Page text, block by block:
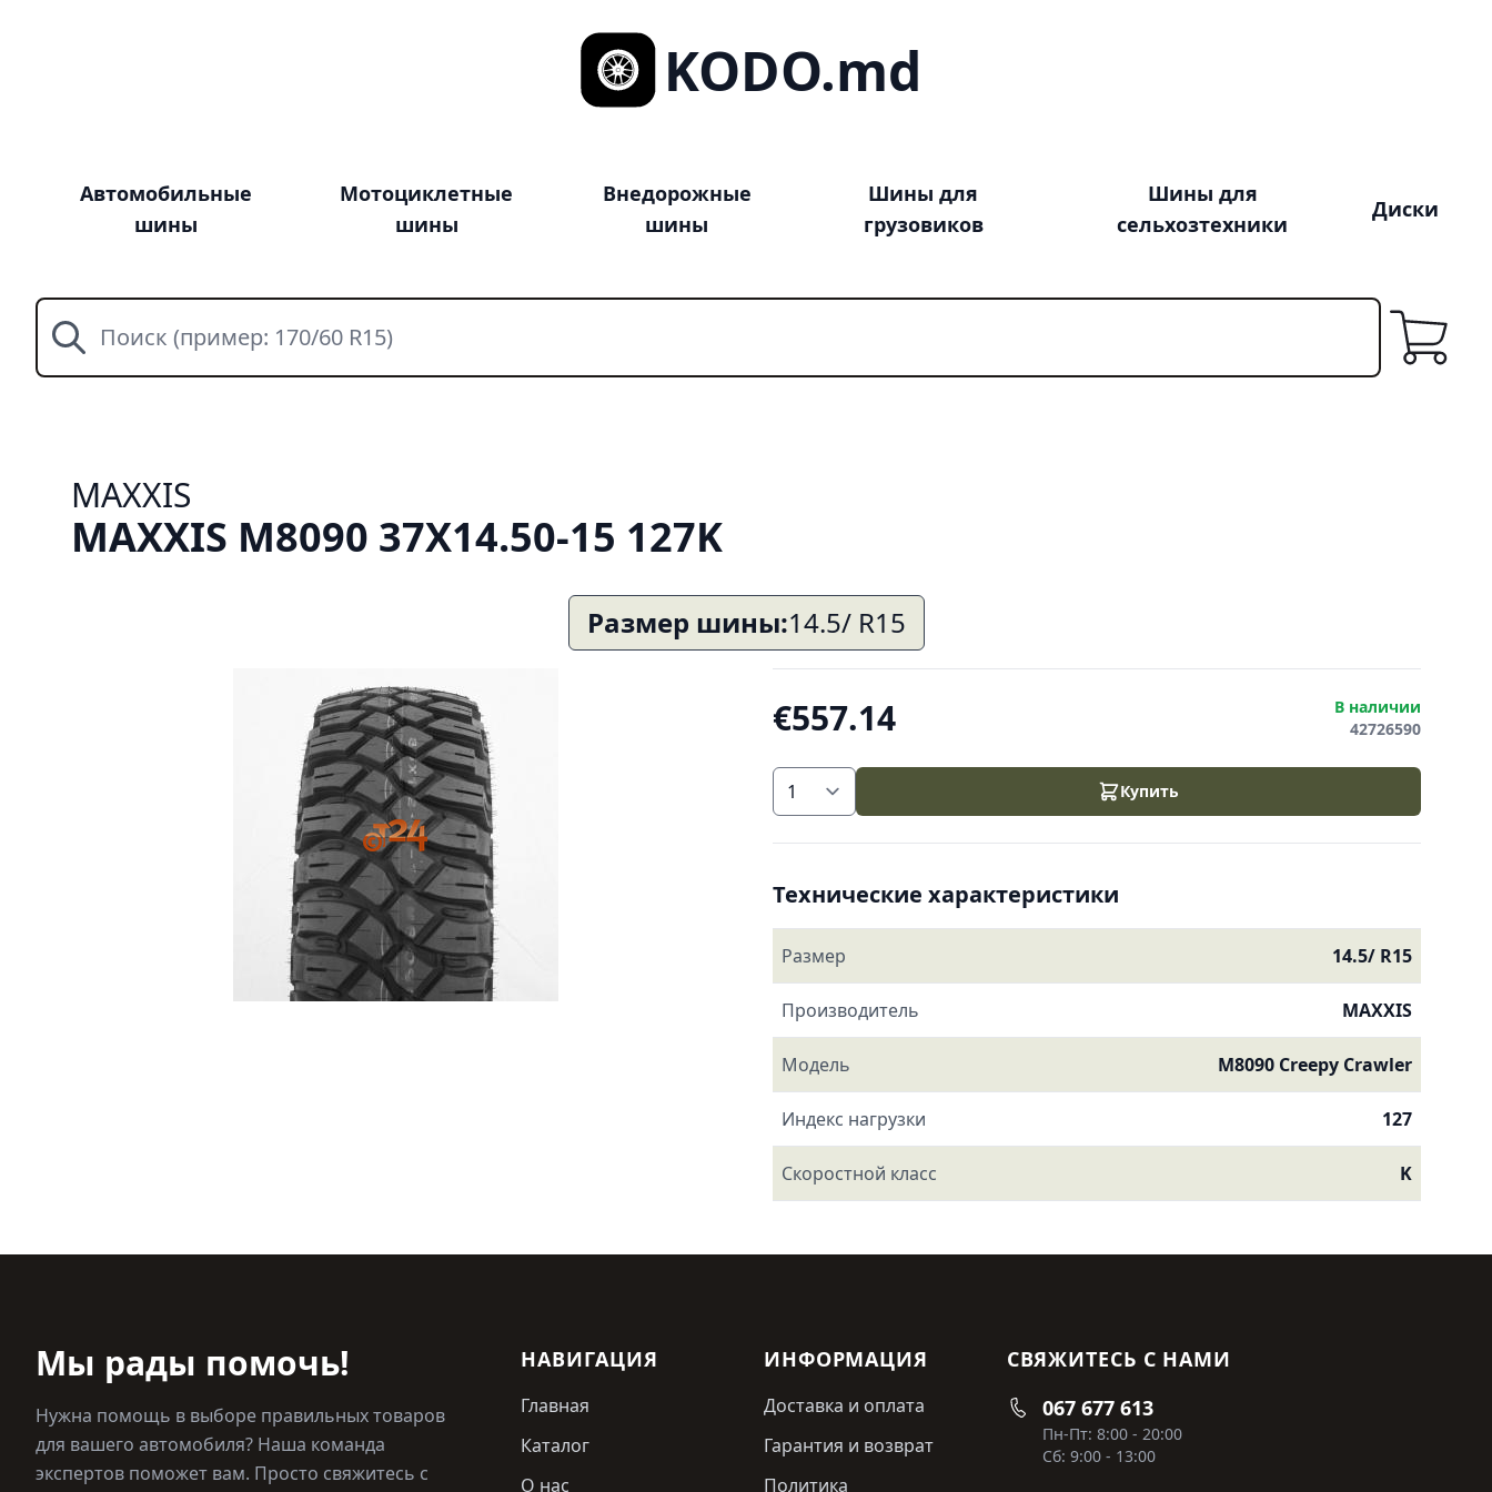
KODO.md
Автомобильные
шины
Мотоциклетные
шины
Внедорожные
шины
Шины для
грузовиков
Шины для
сельхозтехники
Диски
Поиск
Корзина
MAXXIS
MAXXIS M8090 37X14.50-15 127K
Размер шины:14.5/ R15
€557.14
В наличии
42726590
Купить
Технические характеристики
Размер 14.5/ R15
Производитель MAXXIS
Модель M8090 Creepy Crawler
Индекс нагрузки 127
Скоростной класс K
Мы рады помочь!
Нужна помощь в выборе правильных товаров
для вашего автомобиля? Наша команда
экспертов поможет вам. Просто свяжитесь с
НАВИГАЦИЯ
Главная
Каталог
О нас
ИНФОРМАЦИЯ
Доставка и оплата
Гарантия и возврат
Политика
СВЯЖИТЕСЬ С НАМИ
067 677 613
Пн-Пт: 8:00 - 20:00
Сб: 9:00 - 13:00